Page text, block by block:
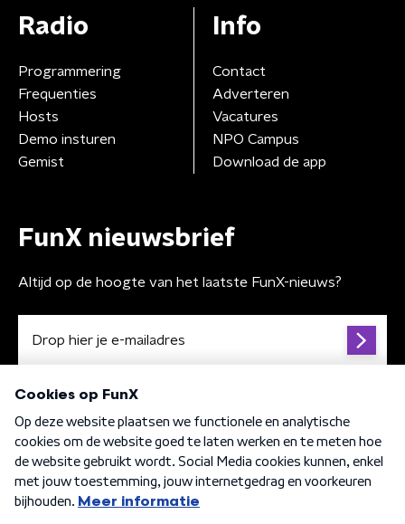
Radio
Programmering
Frequenties
Hosts
Demo insturen
Gemist
Info
Contact
Adverteren
Vacatures
NPO Campus
Download de app
FunX nieuwsbrief
Altijd op de hoogte van het laatste FunX-nieuws?
Algemene voorwaarden Privacybeleid